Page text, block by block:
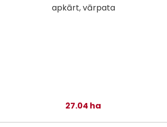
apkārt, vārpata
27.04 ha